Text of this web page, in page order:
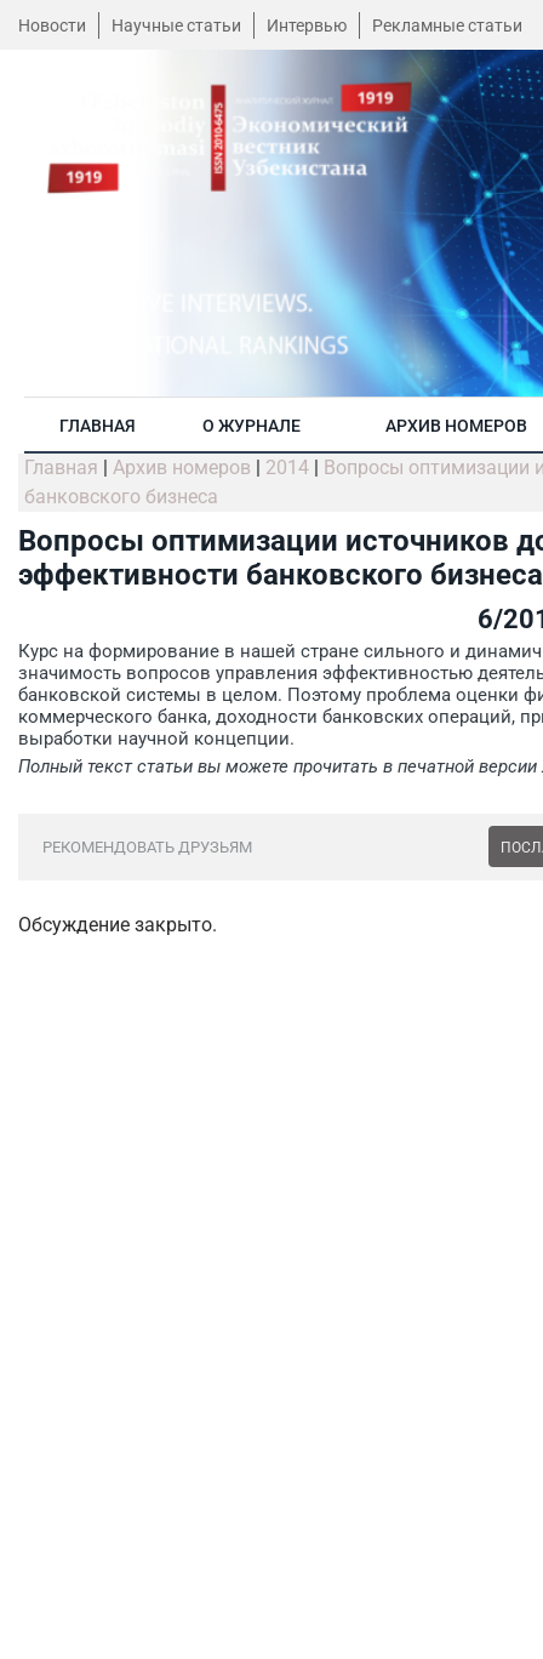
Новости Научные статьи Интервью Рекламные статьи
ГЛАВНАЯ О ЖУРНАЛЕ АРХИВ НОМЕРОВ
Главная | Архив номеров | 2014 | Вопросы оптимизации
банковского бизнеса
Вопросы оптимизации источников
эффективности банковского бизнеса
6/
Курс на формирование в нашей стране сильного и
значимость вопросов управления эффективностью
банковской системы в целом. Поэтому проблема оценки
коммерческого банка, доходности банковских операций,
выработки научной концепции.
Полный текст статьи вы можете прочитать в печатной
РЕКОМЕНДОВАТЬ ДРУЗЬЯМ
Обсуждение закрыто.